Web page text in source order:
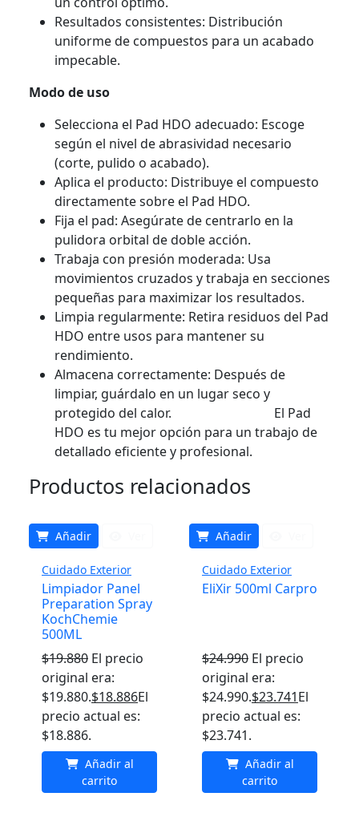
Resultados consistentes: Distribución
uniforme de compuestos para un acabado
impecable.
Modo de uso
Selecciona el Pad HDO adecuado: Escoge
según el nivel de abrasividad necesario
(corte, pulido o acabado).
Aplica el producto: Distribuye el compuesto
directamente sobre el Pad HDO.
Fija el pad: Asegúrate de centrarlo en la
pulidora orbital de doble acción.
Trabaja con presión moderada: Usa
movimientos cruzados y trabaja en secciones
pequeñas para maximizar los resultados.
Limpia regularmente: Retira residuos del Pad
HDO entre usos para mantener su
rendimiento.
Almacena correctamente: Después de
limpiar, guárdalo en un lugar seco y
protegido del calor. El Pad
HDO es tu mejor opción para un trabajo de
detallado eficiente y profesional.
Productos relacionados
Añadir
Cuidado Exterior
Limpiador Panel
Preparation Spray
KochChemie
500ML
$19.880 El precio
original era:
$19.880.$18.886El
precio actual es:
$18.886.
Añadir al
carrito
Añadir
Cuidado Exterior
EliXir 500ml Carpro
$24.990 El precio
original era:
$24.990.$23.741El
precio actual es:
$23.741.
Añadir al
carrito